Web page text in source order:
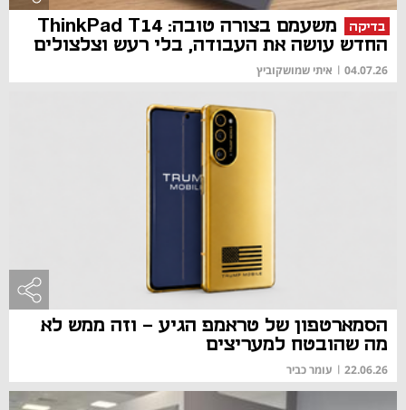
בדיקה
משעמם בצורה טובה: ThinkPad T14
החדש עושה את העבודה, בלי רעש וצלצולים
04.07.26
| איתי שמושקוביץ
הסמארטפון של טראמפ הגיע - וזה ממש לא
מה שהובטח למעריצים
22.06.26
| עומר כביר